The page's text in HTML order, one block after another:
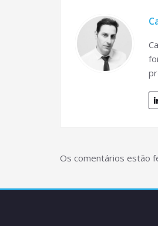
Os comentários estão